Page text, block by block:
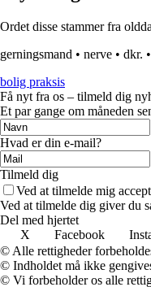
Ordet disse stammer fra
gerningsmand • nerve • dkr. •
bolig praksis
Få nyt fra os – tilmeld dig
Et par gange om måneden
Hvad er din e-mail?
Tilmeld dig
Ved at tilmelde mig
Ved at tilmelde dig giver du
Del med hjertet
X
Facebook
© Alle rettigheder
© Indholdet må ikke
© Vi forbeholder os alle